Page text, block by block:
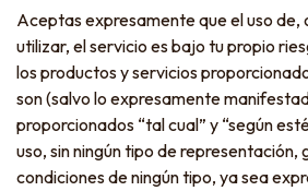
Aceptas expresamente que el uso de,
utilizar, el servicio es bajo tu propio
los productos y servicios
son (salvo lo expresamente
proporcionados “tal cual” y “según
uso, sin ningún tipo de representación,
condiciones de ningún tipo, ya sea